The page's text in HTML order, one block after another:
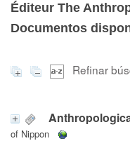
Éditeur The
Documentos
Refinar
of Nippon